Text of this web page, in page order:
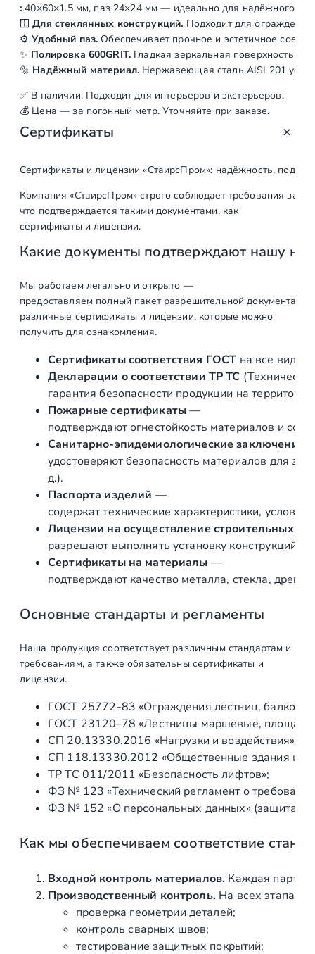
у
ч
е
н
н
е
р
.
р
а
r
i
m
a
3
+
4
х
х
м
п
2
4
2
4
м
м
н
а
с
е
л
о
: 40×60×1.5мм, паз24×24мм — идеальнодля надёжного
🪟Для стеклянных конструкций. Подходитдля ограждений,
⚙️Удобный паз. Обеспечиваетпрочное и эстетичное
✨ Полировка 600GRIT. Гладкая зеркальная поверхность
🔩 Надёжный материал. Нержавеющая сталь AISI 201
✅ В наличии.Подходитдля интерьеров и экстерьеров.
💰 Цена — за погонный метр.Уточняйте при заказе.
Сертификаты
Сертификаты и лицензии «СтаирсПром»: надёжность,
Компания «СтаирсПром» строго соблюдает требования
что подтверждается такими документами, как
сертификаты и лицензии.
Какие документы подтверждают нашу
Мы работаем легально и открыто —
предоставляем полный пакет разрешительной
различные сертификаты и лицензии, которые можно
получить для ознакомления.
Сертификаты соответствия ГОСТ на все виды
Декларации о соответствии ТР ТС
гарантия безопасности продукции на
Пожарные сертификаты—
подтверждают огнестойкость материалов и
Санитарно‑эпидемиологические заключения
удостоверяют безопасность материалов для
д.).
Паспорта изделий —
содержат технические характеристики,
Лицензии на осуществление строительных и
разрешают выполнять установку конструкций
Сертификаты на материалы —
подтверждают качество металла, стекла,
Основные стандарты и регламенты
Наша продукция соответствует различным стандартам и
требованиям, а также обязательны сертификаты и
лицензии.
ГОСТ 25772‑83 «Ограждения лестниц,
ГОСТ 23120‑78 «Лестницы маршевые,
СП 20.13330.2016 «Нагрузки и воздействия»
СП 118.13330.2012 «Общественные здания и
ТР ТС 011/2011 «Безопасность лифтов»;
ФЗ № 123 «Технический регламент о
ФЗ № 152 «О персональных данных» (защита
Как мы обеспечиваем соответствие
Входной контроль материалов. Каждая партия
Производственный контроль.На всех этапах
проверка геометрии деталей;
контроль сварных швов;
тестирование защитных покрытий;